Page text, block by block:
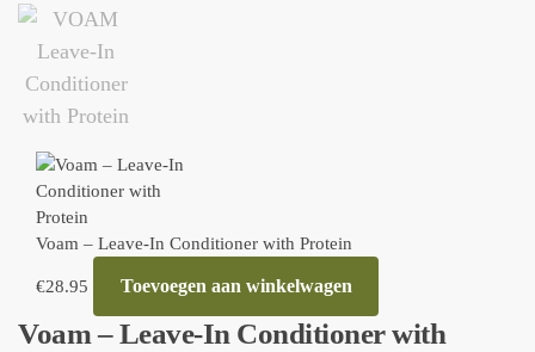
Voam – Leave-In Conditioner with Protein
€28.95 Toevoegen aan winkelwagen
Voam – Leave-In Conditioner with